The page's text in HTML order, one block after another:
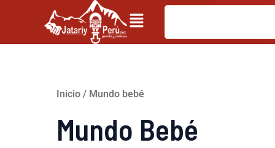
contenido
Search
Inicio / Mundo bebé
Mundo Bebé